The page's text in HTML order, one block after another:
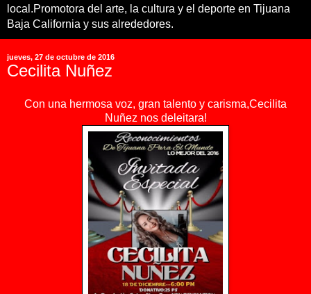
local.Promotora del arte, la cultura y el deporte en Tijuana
Baja California y sus alrededores.
jueves, 27 de octubre de 2016
Cecilita Nuñez
Con una hermosa voz, gran talento y carisma,Cecilita
Nuñez nos deleitara!